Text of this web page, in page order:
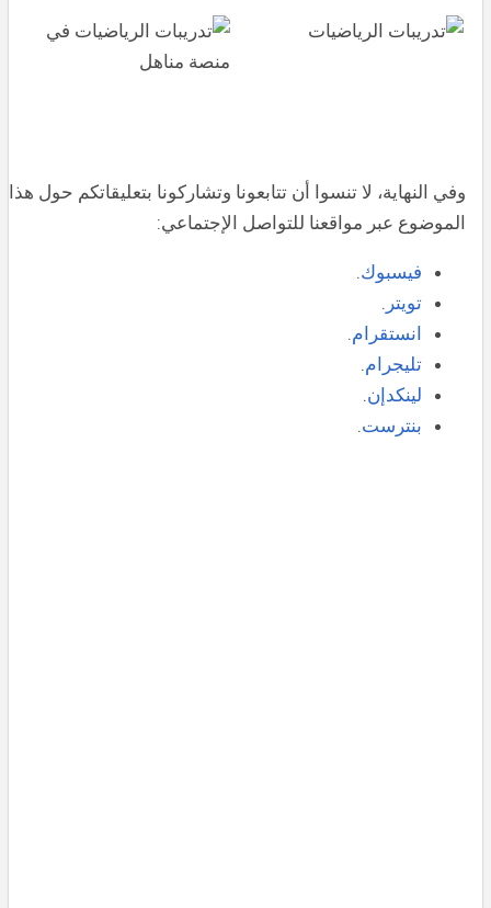
وفي النهاية، لا تنسوا أن تتابعونا وتشاركونا بتعليقاتكم حول هذا
الموضوع عبر مواقعنا للتواصل الإجتماعي:
فيسبوك.
تويتر .
انستقرام.
تليجرام.
لينكدإن.
بنترست.